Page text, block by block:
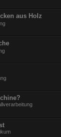
aus Holz